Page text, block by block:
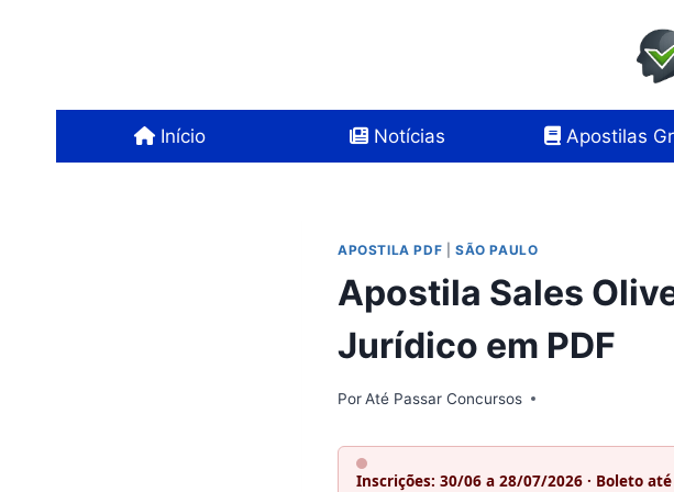
Início Notícias Apostilas
APOSTILA PDF SÃO PAULO
Apostila Sales
Jurídico em PDF
PorAté Passar Concursos
Inscrições: 30/06 a 28/07/2026 · Boleto